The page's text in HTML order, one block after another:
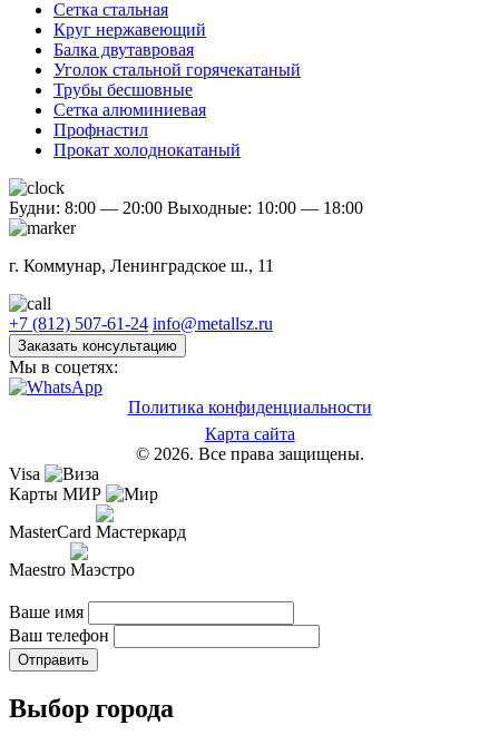
Сетка стальная
Круг нержавеющий
Балка двутавровая
Уголок стальной горячекатаный
Трубы бесшовные
Сетка алюминиевая
Профнастил
Прокат холоднокатаный
Будни: 8:00 — 20:00 Выходные: 10:00 — 18:00
г. Коммунар, Ленинградское ш., 11
+7 (812) 507-61-24 info@metallsz.ru
Заказать консультацию
Мы в соцетях:
Политика конфиденциальности
Карта сайта
© 2026. Все права защищены.
Visa
Карты МИР
MasterCard
Maestro
Ваше имя
Ваш телефон
Отправить
Выбор города